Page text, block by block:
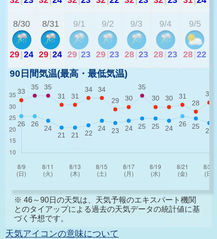
8/30
29|24
8/31
29|24
9/1
29 23
9/2
29 23
9/3
28 23
9/4
28 23
9/5
28 22
90日間気温(最高・最低気温)
※ 46～90日の天気は、天気予報のエキスパート機関
とのタイアップによる過去の天気データの統計値に基
づく予想です。
天気アイコンの意味について